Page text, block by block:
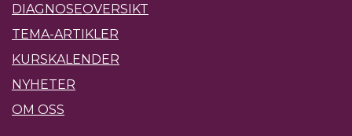
DIAGNOSEOVERSIKT
TEMA-ARTIKLER
KURSKALENDER
NYHETER
OM OSS